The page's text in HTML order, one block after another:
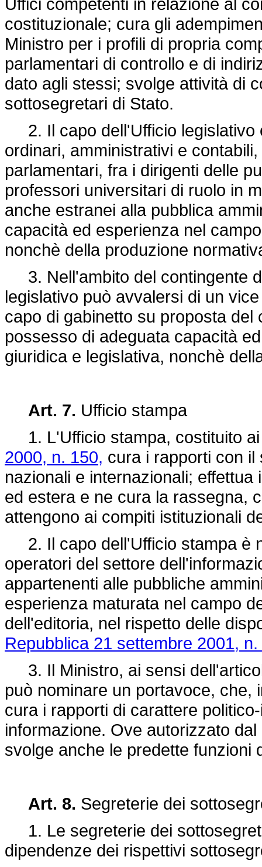
costituzionale; cura gli
Ministro per i profili di propria
parlamentari di controllo e di
dato agli stessi; svolge attività di
sottosegretari di Stato.
2. Il capo dell'Ufficio legislativo
ordinari, amministrativi e
parlamentari, fra i dirigenti delle
professori universitari di ruolo in
anche estranei alla pubblica
capacità ed esperienza nel
nonchè della produzione
3. Nell'ambito del contingente
legislativo può avvalersi di un
capo di gabinetto su proposta
possesso di adeguata capacità
giuridica e legislativa, nonchè
Art. 7. Ufficio stampa
1. L'Ufficio stampa, costituito
2000, n. 150, cura i rapporti con il
nazionali e internazionali;
ed estera e ne cura la rassegna,
attengono ai compiti istituzionali
2. Il capo dell'Ufficio stampa è
operatori del settore
appartenenti alle pubbliche
esperienza maturata nel campo
dell'editoria, nel rispetto delle
Repubblica 21 settembre 2001,
3. Il Ministro, ai sensi
può nominare un portavoce, che,
cura i rapporti di carattere
informazione. Ove autorizzato
svolge anche le predette funzioni
Art. 8. Segreterie dei
1. Le segreterie dei
dipendenze dei rispettivi